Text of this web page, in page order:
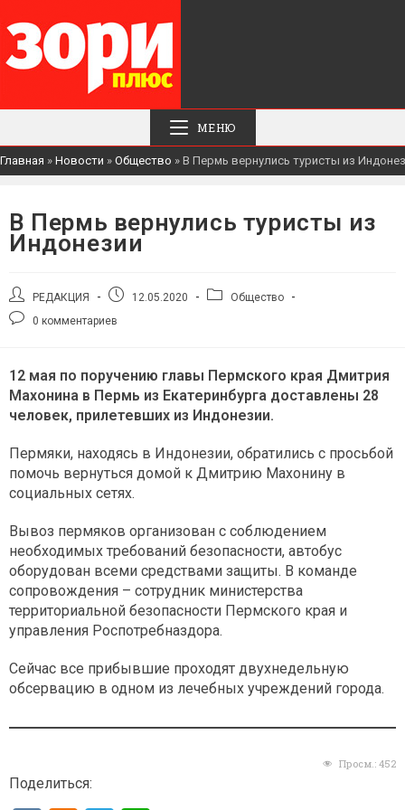
МЕНЮ
Главная » Новости » Общество » В Пермь вернулись туристы из
В Пермь вернулись туристы из
Индонезии
Автор
записи:
РЕДАКЦИЯ
Запись12.05.2020
РубрикаОбщество
Комментарии
0 комментариев
12 мая по поручению главы Пермского края Дмитрия
Махонина в Пермь из Екатеринбурга доставлены 28
человек, прилетевших из Индонезии.
Пермяки, находясь в Индонезии, обратились с просьбой
помочь вернуться домой к Дмитрию Махонину в
социальных сетях.
Вывоз пермяков организован с соблюдением
необходимых требований безопасности, автобус
оборудован всеми средствами защиты. В команде
сопровождения – сотрудник министерства
территориальной безопасности Пермского края и
управления Роспотребназдора.
Сейчас все прибывшие проходят двухнедельную
обсервацию в одном из лечебных учреждений города.
Просм.: 452
Поделиться: